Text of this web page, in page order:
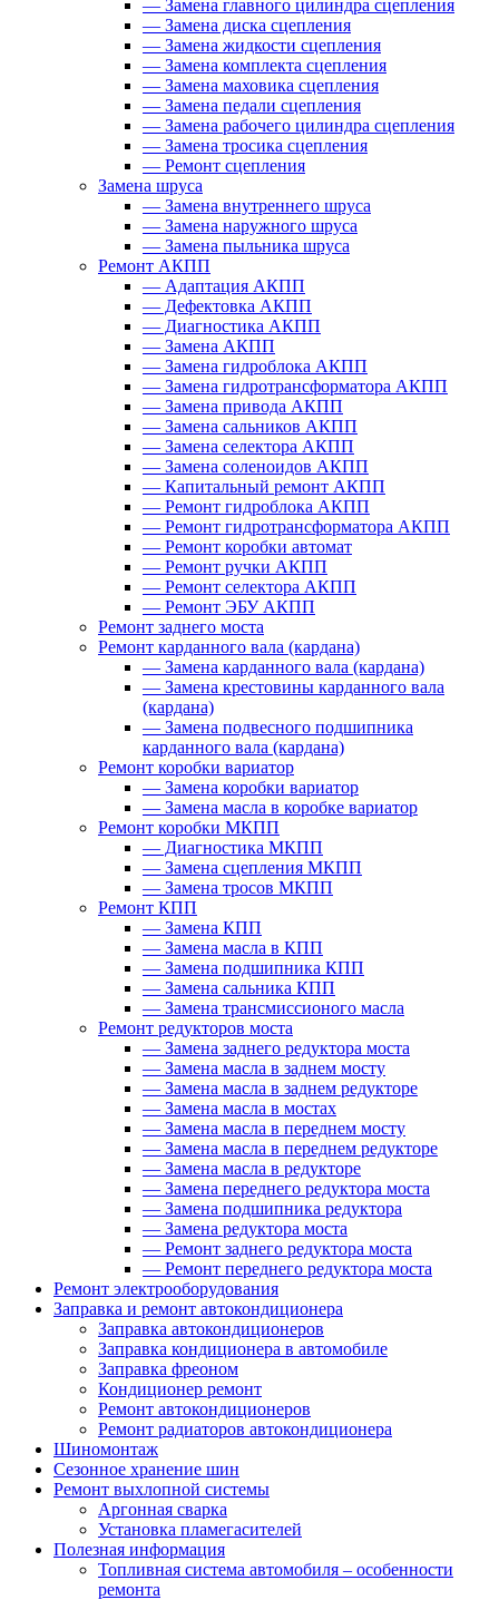
— Замена главного цилиндра сцепления
— Замена диска сцепления
— Замена жидкости сцепления
— Замена комплекта сцепления
— Замена маховика сцепления
— Замена педали сцепления
— Замена рабочего цилиндра сцепления
— Замена тросика сцепления
— Ремонт сцепления
Замена шруса
— Замена внутреннего шруса
— Замена наружного шруса
— Замена пыльника шруса
Ремонт АКПП
— Адаптация АКПП
— Дефектовка АКПП
— Диагностика АКПП
— Замена АКПП
— Замена гидроблока АКПП
— Замена гидротрансформатора АКПП
— Замена привода АКПП
— Замена сальников АКПП
— Замена селектора АКПП
— Замена соленоидов АКПП
— Капитальный ремонт АКПП
— Ремонт гидроблока АКПП
— Ремонт гидротрансформатора АКПП
— Ремонт коробки автомат
— Ремонт ручки АКПП
— Ремонт селектора АКПП
— Ремонт ЭБУ АКПП
Ремонт заднего моста
Ремонт карданного вала (кардана)
— Замена карданного вала (кардана)
— Замена крестовины карданного вала
(кардана)
— Замена подвесного подшипника
карданного вала (кардана)
Ремонт коробки вариатор
— Замена коробки вариатор
— Замена масла в коробке вариатор
Ремонт коробки МКПП
— Диагностика МКПП
— Замена сцепления МКПП
— Замена тросов МКПП
Ремонт КПП
— Замена КПП
— Замена масла в КПП
— Замена подшипника КПП
— Замена сальника КПП
— Замена трансмиссионого масла
Ремонт редукторов моста
— Замена заднего редуктора моста
— Замена масла в заднем мосту
— Замена масла в заднем редукторе
— Замена масла в мостах
— Замена масла в переднем мосту
— Замена масла в переднем редукторе
— Замена масла в редукторе
— Замена переднего редуктора моста
— Замена подшипника редуктора
— Замена редуктора моста
— Ремонт заднего редуктора моста
— Ремонт переднего редуктора моста
Ремонт электрооборудования
Заправка и ремонт автокондиционера
Заправка автокондиционеров
Заправка кондиционера в автомобиле
Заправка фреоном
Кондиционер ремонт
Ремонт автокондиционеров
Ремонт радиаторов автокондиционера
Шиномонтаж
Сезонное хранение шин
Ремонт выхлопной системы
Аргонная сварка
Установка пламегасителей
Полезная информация
Топливная система автомобиля – особенности
ремонта